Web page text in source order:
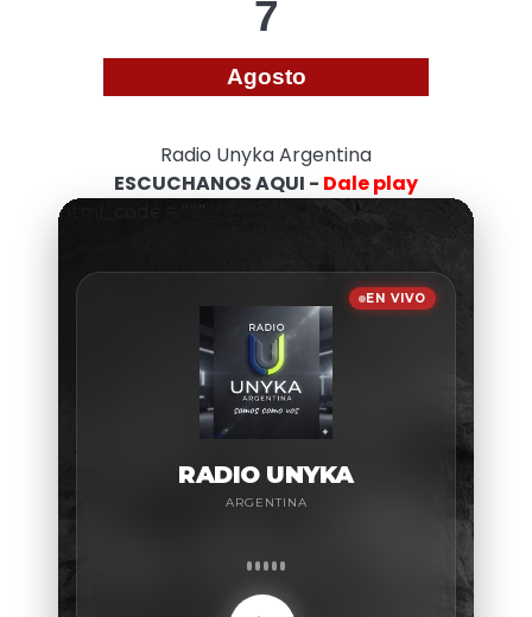
7
Agosto
Radio Unyka Argentina
ESCUCHANOS AQUI - Dale play